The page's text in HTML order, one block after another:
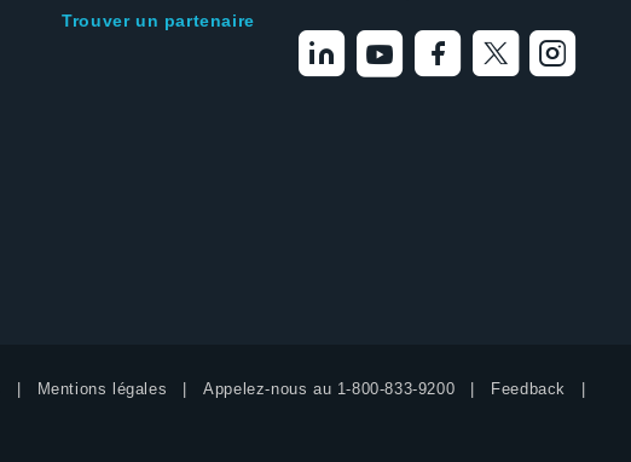
Trouver un partenaire
Mentions légales Appelez-nous au 1-800-833-9200 Feedback